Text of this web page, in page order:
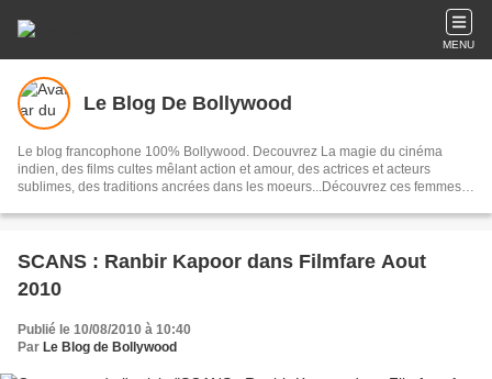
MENU
Le Blog De Bollywood
Le blog francophone 100% Bollywood. Decouvrez La magie du cinéma
indien, des films cultes mêlant action et amour, des actrices et acteurs
sublimes, des traditions ancrées dans les moeurs...Découvrez ces femmes
SCANS : Ranbir Kapoor dans Filmfare Aout
2010
Publié le 10/08/2010 à 10:40
Par Le Blog de Bollywood